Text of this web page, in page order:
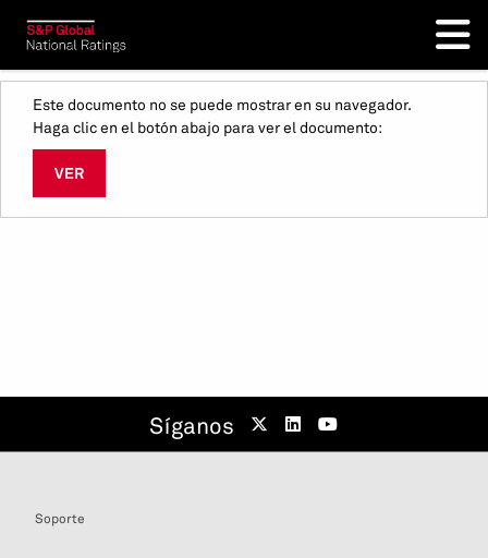
Este documento no se puede mostrar en su navegador.
Haga clic en el botón abajo para ver el documento:
VER
Síganos
Soporte